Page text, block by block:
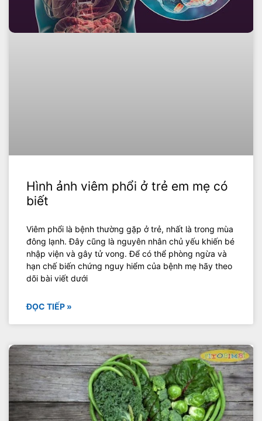
Hình ảnh viêm phổi ở trẻ em mẹ có
biết
Viêm phổi là bệnh thường gặp ở trẻ, nhất là trong mùa
đông lạnh. Đây cũng là nguyên nhân chủ yếu khiến bé
nhập viện và gây tử vong. Để có thể phòng ngừa và
hạn chế biến chứng nguy hiểm của bệnh mẹ hãy theo
dõi bài viết dưới
ĐỌC TIẾP »